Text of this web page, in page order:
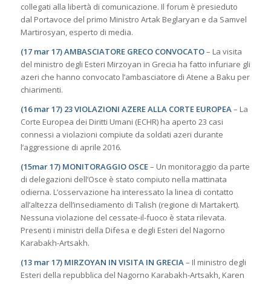
collegati alla libertà di comunicazione. Il forum è presieduto
dal Portavoce del primo Ministro Artak Beglaryan e da Samvel
Martirosyan, esperto di media.
(17 mar 17) AMBASCIATORE GRECO CONVOCATO– La visita
del ministro degli Esteri Mirzoyan in Grecia ha fatto infuriare gli
azeri che hanno convocato l’ambasciatore di Atene a Baku per
chiarimenti.
(16 mar 17) 23 VIOLAZIONI AZERE ALLA CORTE EUROPEA– La
Corte Europea dei Diritti Umani (ECHR) ha aperto 23 casi
connessi a violazioni compiute da soldati azeri durante
l’aggressione di aprile 2016.
(15mar 17) MONITORAGGIO OSCE– Un monitoraggio da parte
di delegazioni dell’Osce è stato compiuto nella mattinata
odierna. L’osservazione ha interessato la linea di contatto
all’altezza dell’insediamento di Talish (regione di Martakert).
Nessuna violazione del cessate-il-fuoco è stata rilevata.
Presenti i ministri della Difesa e degli Esteri del Nagorno
Karabakh-Artsakh.
(13 mar 17) MIRZOYAN IN VISITA IN GRECIA– Il ministro degli
Esteri della repubblica del Nagorno Karabakh-Artsakh, Karen